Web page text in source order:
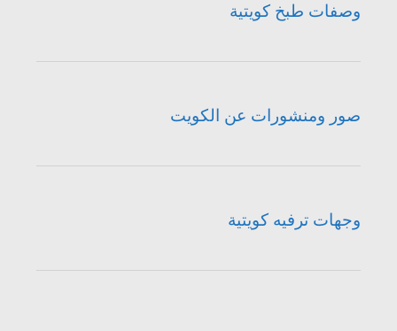
وصفات طبخ كويتية
صور ومنشورات عن الكويت
وجهات ترفيه كويتية